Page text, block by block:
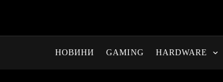
НОВИНИ GAMING HARDWARE